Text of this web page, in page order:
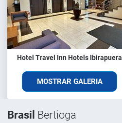
Hotel Travel Inn Hotels Ibirapuera
MOSTRAR GALERIA
Brasil Bertioga